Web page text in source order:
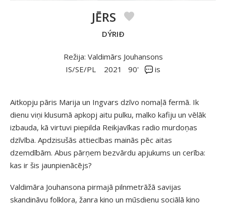
JĒRS
DÝRIÐ
Režija: Valdimārs Jouhansons
IS/SE/PL
2021 90' is
Aitkopju pāris Marija un Ingvars dzīvo nomaļā fermā. Ik
dienu viņi klusumā apkopj aitu pulku, malko kafiju un vēlāk
izbauda, kā virtuvi piepilda Reikjavīkas radio murdoņas
dzīvība. Apdzisušās attiecības mainās pēc aitas
dzemdībām. Abus pārņem bezvārdu apjukums un cerība:
kas ir šis jaunpienācējs?
Valdimāra Jouhansona pirmajā pilnmetrāžā savijas
skandināvu folklora, žanra kino un mūsdienu sociālā kino